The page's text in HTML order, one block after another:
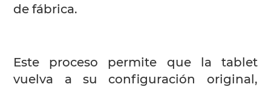
de fábrica.
Este proceso permite que la tablet
vuelva a su configuración original,